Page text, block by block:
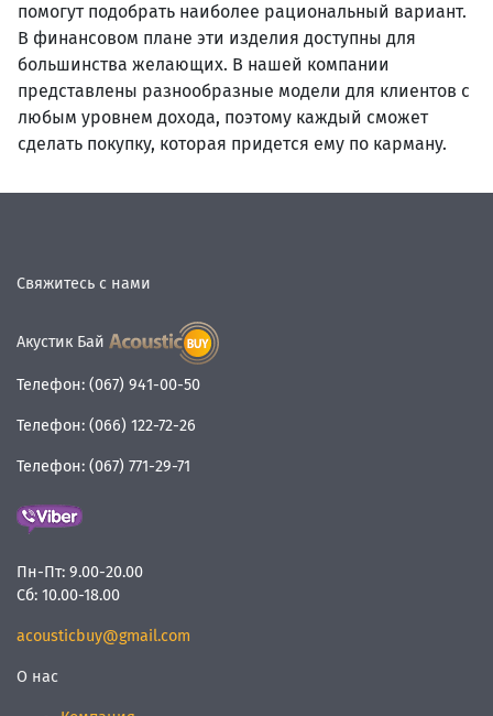
помогут подобрать наиболее рациональный вариант.
В финансовом плане эти изделия доступны для
большинства желающих. В нашей компании
представлены разнообразные модели для клиентов с
любым уровнем дохода, поэтому каждый сможет
сделать покупку, которая придется ему по карману.
Свяжитесь с нами
Акустик Бай
Телефон: (067) 941-00-50
Телефон: (066) 122-72-26
Телефон: (067) 771-29-71
Пн-Пт: 9.00-20.00
Сб: 10.00-18.00
acousticbuy@gmail.com
О нас